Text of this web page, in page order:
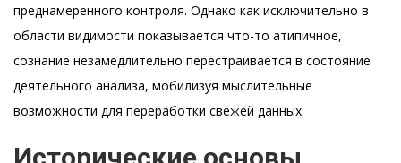
преднамеренного контроля. Однако как исключительно в
области видимости показывается что-то атипичное,
сознание незамедлительно перестраивается в состояние
деятельного анализа, мобилизуя мыслительные
возможности для переработки свежей данных.